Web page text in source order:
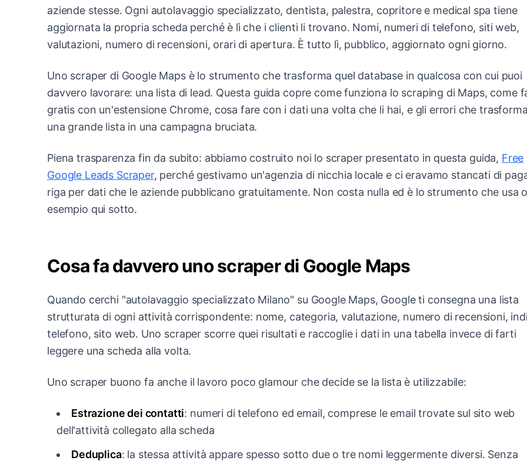
aziende stesse. Ogni autolavaggio specializzato, dentista, palestra, copritore e medical spa tiene
aggiornata la propria scheda perché è lì che i clienti li trovano. Nomi, numeri di telefono, siti web,
valutazioni, numero di recensioni, orari di apertura. È tutto lì, pubblico, aggiornato ogni giorno.
Uno scraper di Google Maps è lo strumento che trasforma quel database in qualcosa con cui puoi
davvero lavorare: una lista di lead. Questa guida copre come funziona lo scraping di Maps, come
gratis con un'estensione Chrome, cosa fare con i dati una volta che li hai, e gli errori che
una grande lista in una campagna bruciata.
Piena trasparenza fin da subito: abbiamo costruito noi lo scraper presentato in questa guida, Free
Google Leads Scraper, perché gestivamo un'agenzia di nicchia locale e ci eravamo stancati di
riga per dati che le aziende pubblicano gratuitamente. Non costa nulla ed è lo strumento che usa
esempio qui sotto.
Cosa fa davvero uno scraper di Google Maps
Quando cerchi "autolavaggio specializzato Milano" su Google Maps, Google ti consegna una lista
strutturata di ogni attività corrispondente: nome, categoria, valutazione, numero di recensioni,
telefono, sito web. Uno scraper scorre quei risultati e raccoglie i dati in una tabella invece di farti
leggere una scheda alla volta.
Uno scraper buono fa anche il lavoro poco glamour che decide se la lista è utilizzabile:
Estrazione dei contatti: numeri di telefono ed email, comprese le email trovate sul sito web
dell'attività collegato alla scheda
Deduplica: la stessa attività appare spesso sotto due o tre nomi leggermente diversi. Senza